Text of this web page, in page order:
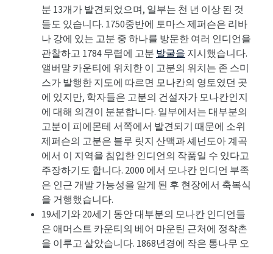
분 13개가 발견되었으며, 일부는 천 년 이상 된 것
들도 있습니다. 1750중반에 토마스 제퍼슨은 리바
나 강에 있는 고분 중 하나를 방문한 여러 인디언을
관찰하고 1784 무렵에 고분발굴을지시했습니다.
앨버말 카운티에 위치한 이 고분의 위치는 존 스미
스가 발행한 지도에 따르면 모나칸의 영토였던 곳
에 있지만, 학자들은 고분의 건설자가 모나칸인지
에 대해 의견이 분분합니다. 일부에서는 대부분의
고분이 피에몬테 서쪽에서 발견되기 때문에 소위
제퍼슨의 고분은 블루 릿지 산맥과 셰넌도아 계곡
에서 이 지역을 침입한 인디언의 작품일 수 있다고
주장하기도 합니다. 2000 에서 모나칸 인디언 부족
은 인근 개발 가능성을 알게 된 후 현장에서 축복식
을 거행했습니다.
19세기와 20세기 동안 대부분의 모나칸 인디언들
은 애머스트 카운티의 베어 마운틴 근처에 정착촌
을 이루고 살았습니다. 1868년경에 작은 통나무 오